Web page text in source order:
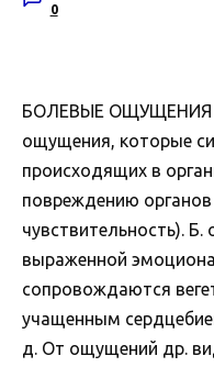
0
БОЛЕВЫЕ ОЩУЩЕНИЯ
ощущения, которые
происходящих в
повреждению
чувствительность). Б.
выраженной
сопровождаются
учащенным
д. От ощущений др.